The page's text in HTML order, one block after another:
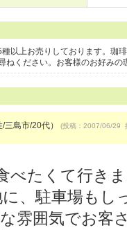
以上お売りしております。珈
ねください。お客様のお好みの
三島市/20代） (投稿：2007/06/29
べたくて行き
、駐車場も
雰囲気でお客